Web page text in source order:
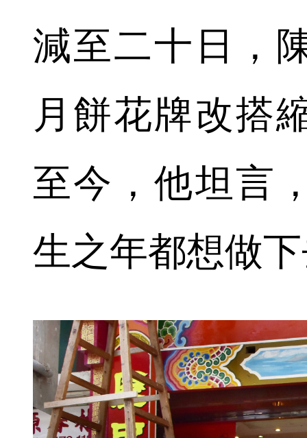
減至二十日，
月餅花牌改搭
至今，他坦言
生之年都想做